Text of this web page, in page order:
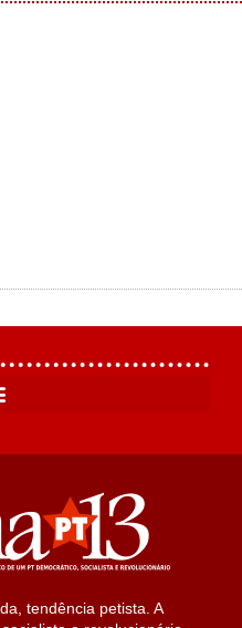
tendência petista. A